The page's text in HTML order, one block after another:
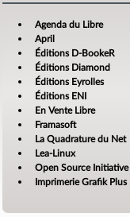
Agenda du Libre
April
Éditions D-BookeR
Éditions Diamond
Éditions Eyrolles
Éditions ENI
En Vente Libre
Framasoft
La Quadrature du Net
Lea-Linux
Open Source Initiative
Imprimerie Grafik Plus